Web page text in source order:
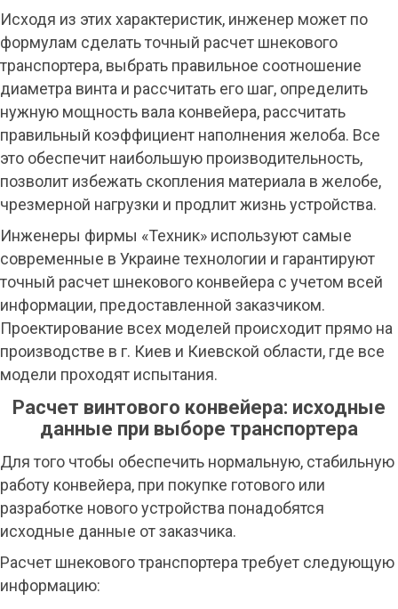
Исходя из этих характеристик, инженер может по
формулам сделать точный расчет шнекового
транспортера, выбрать правильное соотношение
диаметра винта и рассчитать его шаг, определить
нужную мощность вала конвейера, рассчитать
правильный коэффициент наполнения желоба. Все
это обеспечит наибольшую производительность,
позволит избежать скопления материала в желобе,
чрезмерной нагрузки и продлит жизнь устройства.
Инженеры фирмы «Техник» используют самые
современные в Украине технологии и гарантируют
точный расчет шнекового конвейера с учетом всей
информации, предоставленной заказчиком.
Проектирование всех моделей происходит прямо на
производстве в г. Киев и Киевской области, где все
модели проходят испытания.
Расчет винтового конвейера: исходные
данные при выборе транспортера
Для того чтобы обеспечить нормальную, стабильную
работу конвейера, при покупке готового или
разработке нового устройства понадобятся
исходные данные от заказчика.
Расчет шнекового транспортера требует следующую
информацию: